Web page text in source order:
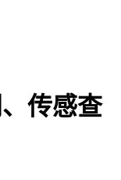
传感查